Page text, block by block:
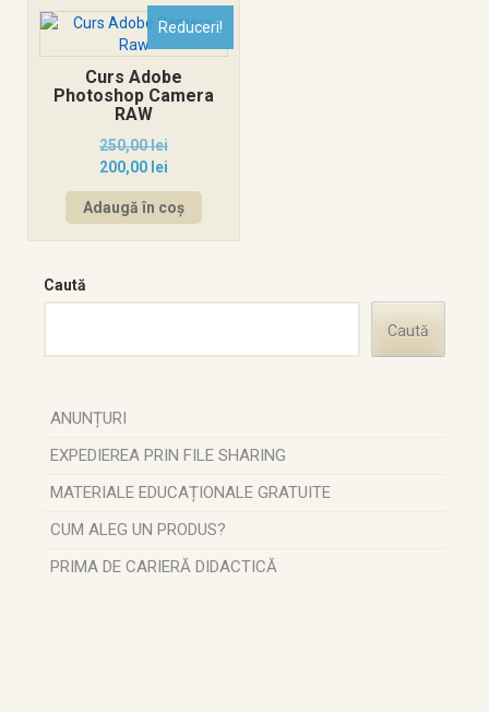
Reduceri!
Curs Adobe
Photoshop Camera
RAW
250,00lei
200,00 lei
Adaugă în coș
Caută
Caută
ANUNȚURI
EXPEDIEREA PRIN FILE SHARING
MATERIALE EDUCAȚIONALE GRATUITE
CUM ALEG UN PRODUS?
PRIMA DE CARIERĂ DIDACTICĂ